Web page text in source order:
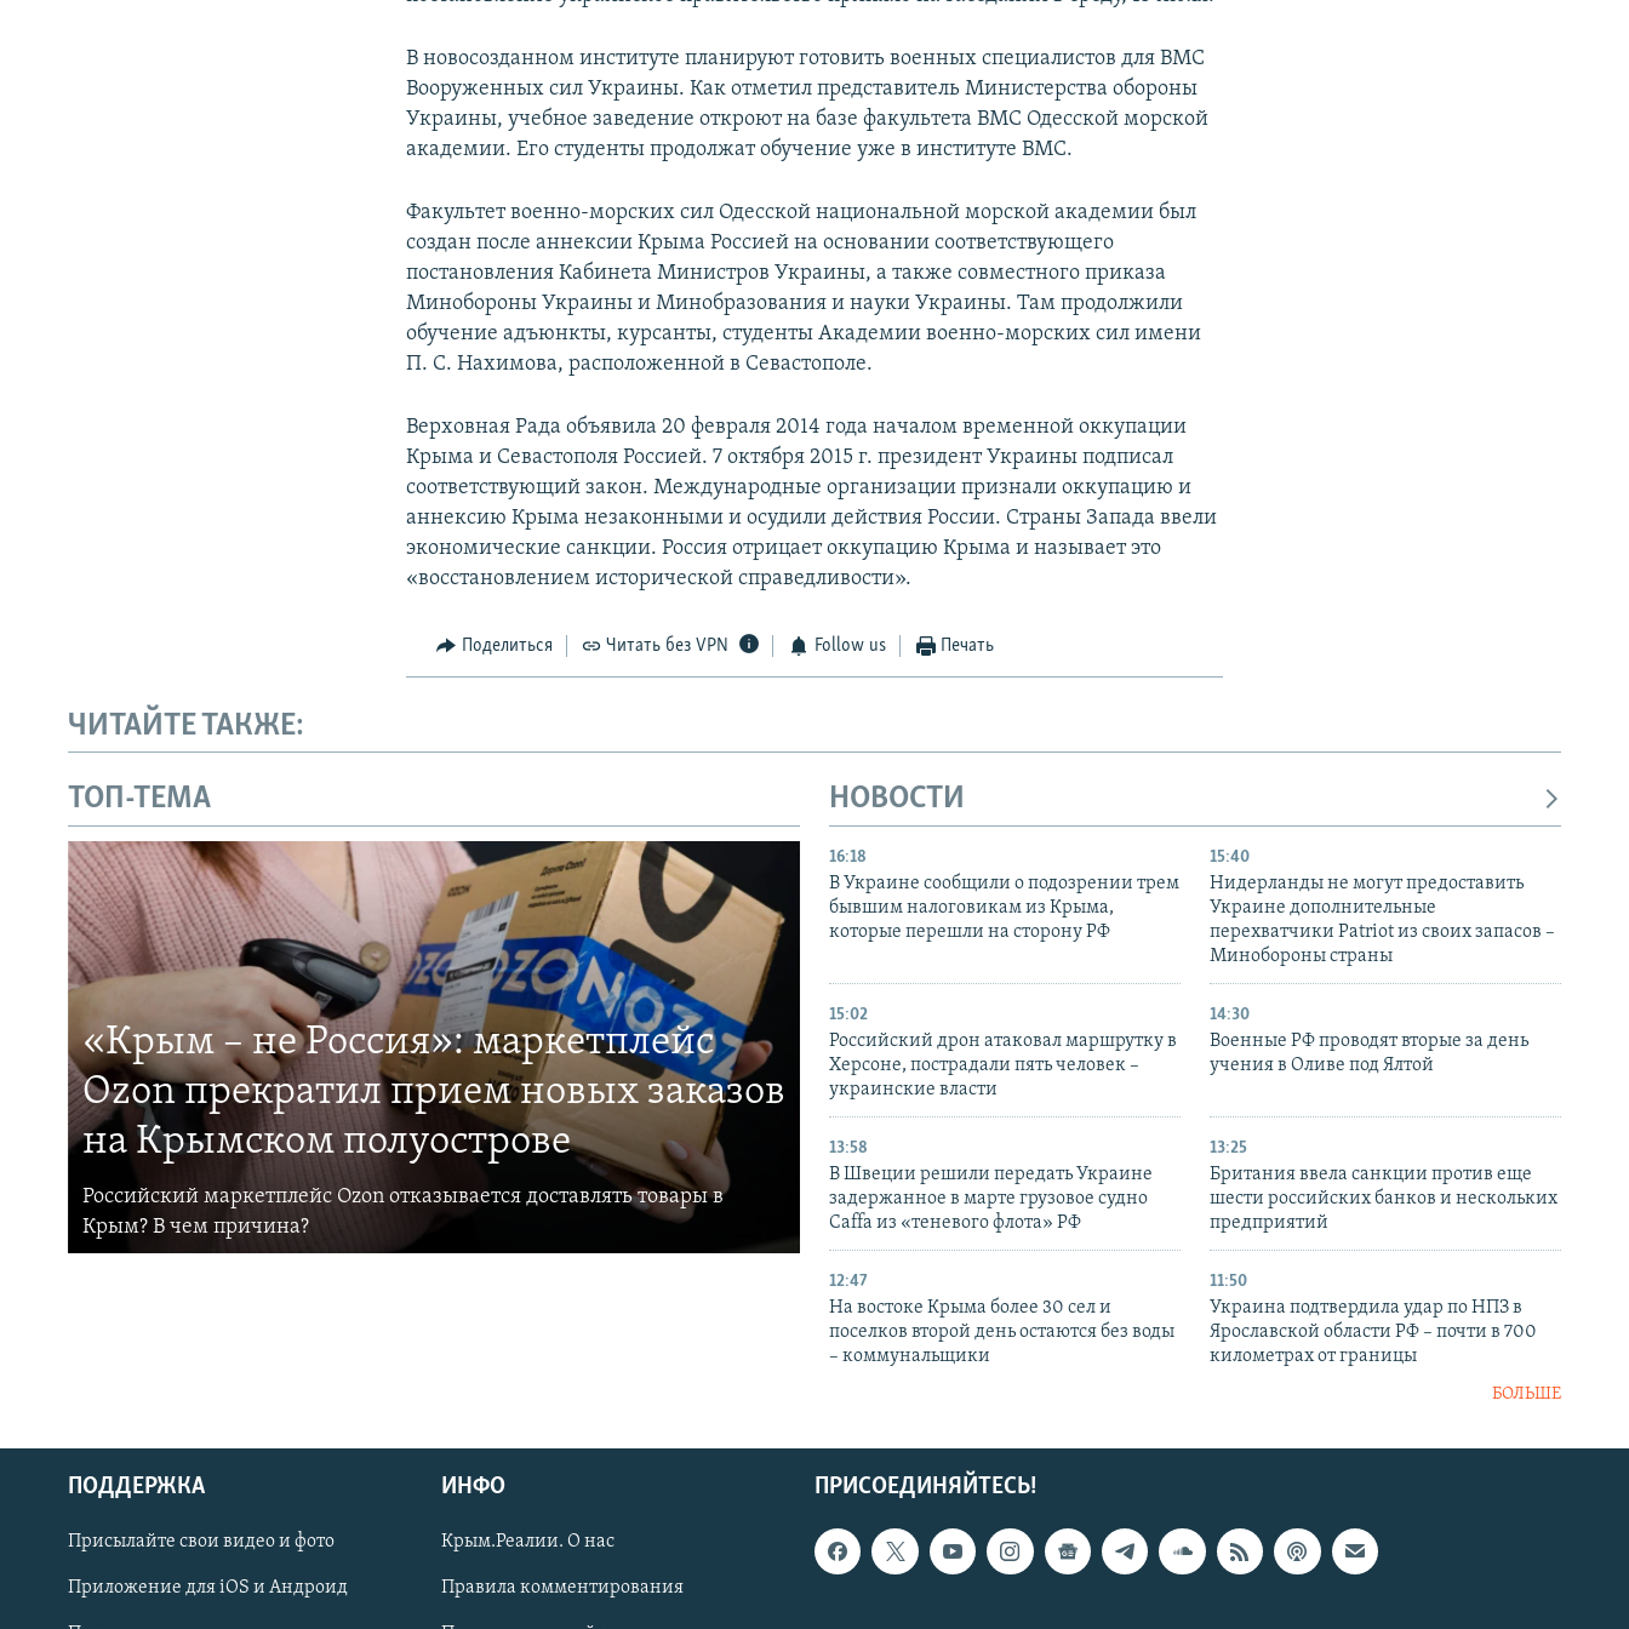
Українською
Qırımtatar
В новосозданном институте планируют готовить военных специалистов для ВМС
Вооруженных сил Украины. Как отметил представитель Министерства обороны
Украины, учебное заведение откроют на базе факультета ВМС Одесской морской
академии. Его студенты продолжат обучение уже в институте ВМС.
Факультет военно-морских сил Одесской национальной морской академии был
создан после аннексии Крыма Россией на основании соответствующего
постановления Кабинета Министров Украины, а также совместного приказа
Минобороны Украины и Минобразования и науки Украины. Там продолжили
обучение адъюнкты, курсанты, студенты Академии военно-морских сил имени
П. С. Нахимова, расположенной в Севастополе.
Верховная Рада объявила 20 февраля 2014 года началом временной оккупации
Крыма и Севастополя Россией. 7 октября 2015 г. президент Украины подписал
соответствующий закон. Международные организации признали оккупацию и
аннексию Крыма незаконными и осудили действия России. Страны Запада ввели
экономические санкции. Россия отрицает оккупацию Крыма и называет это
«восстановлением исторической справедливости».
Поделиться Читать без VPN Follow us Печать
ЧИТАЙТЕ ТАКЖЕ:
ТОП-ТЕМА
«Крым – не Россия»: маркетплейс
Ozon прекратил прием новых заказов
на Крымском полуострове
Российский маркетплейс Ozon отказывается доставлять товары в
Крым? В чем причина?
НОВОСТИ
16:18
В Украине сообщили о подозрении трем
бывшим налоговикам из Крыма,
которые перешли на сторону РФ
15:40
Нидерланды не могут предоставить
Украине дополнительные
перехватчики Patriot из своих запасов –
Минобороны страны
15:02
Российский дрон атаковал маршрутку в
Херсоне, пострадали пять человек –
украинские власти
14:30
Военные РФ проводят вторые за день
учения в Оливе под Ялтой
13:58
В Швеции решили передать Украине
задержанное в марте грузовое судно
Caffa из «теневого флота» РФ
13:25
Британия ввела санкции против еще
шести российских банков и нескольких
предприятий
12:47
На востоке Крыма более 30 сел и
поселков второй день остаются без воды
– коммунальщики
11:50
Украина подтвердила удар по НПЗ в
Ярославской области РФ – почти в 700
километрах от границы
БОЛЬШЕ
ПРИСОЕДИНЯЙТЕСЬ!
ПОДДЕРЖКА
Присылайте свои видео и фото
Приложение для iOS и Андроид
ИНФО
Крым.Реалии. О нас
Правила комментирования